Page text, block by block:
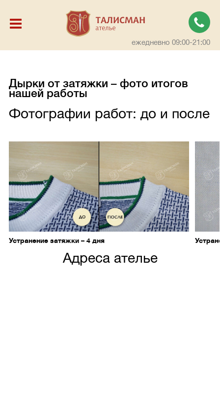
ежедневно 09:00-21:00
Дырки от затяжки – фото итогов
нашей работы
Фотографии работ: до и после
Устранение затяжки – 4 дня
Адреса ателье